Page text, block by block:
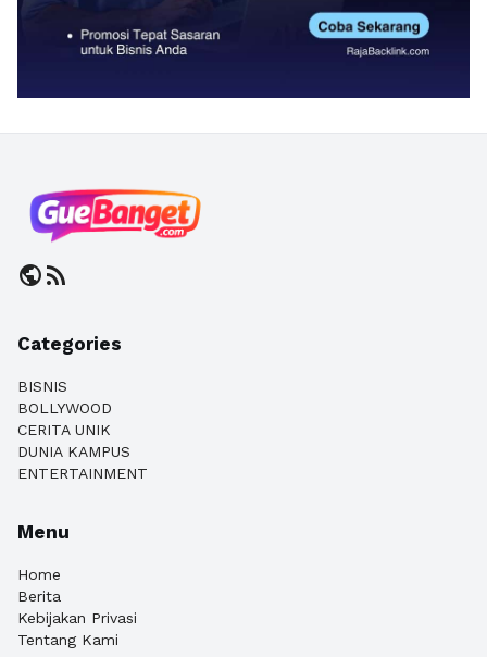
publicrss_feed
Categories
BISNIS
BOLLYWOOD
CERITA UNIK
DUNIA KAMPUS
ENTERTAINMENT
Menu
Home
Berita
Kebijakan Privasi
Tentang Kami